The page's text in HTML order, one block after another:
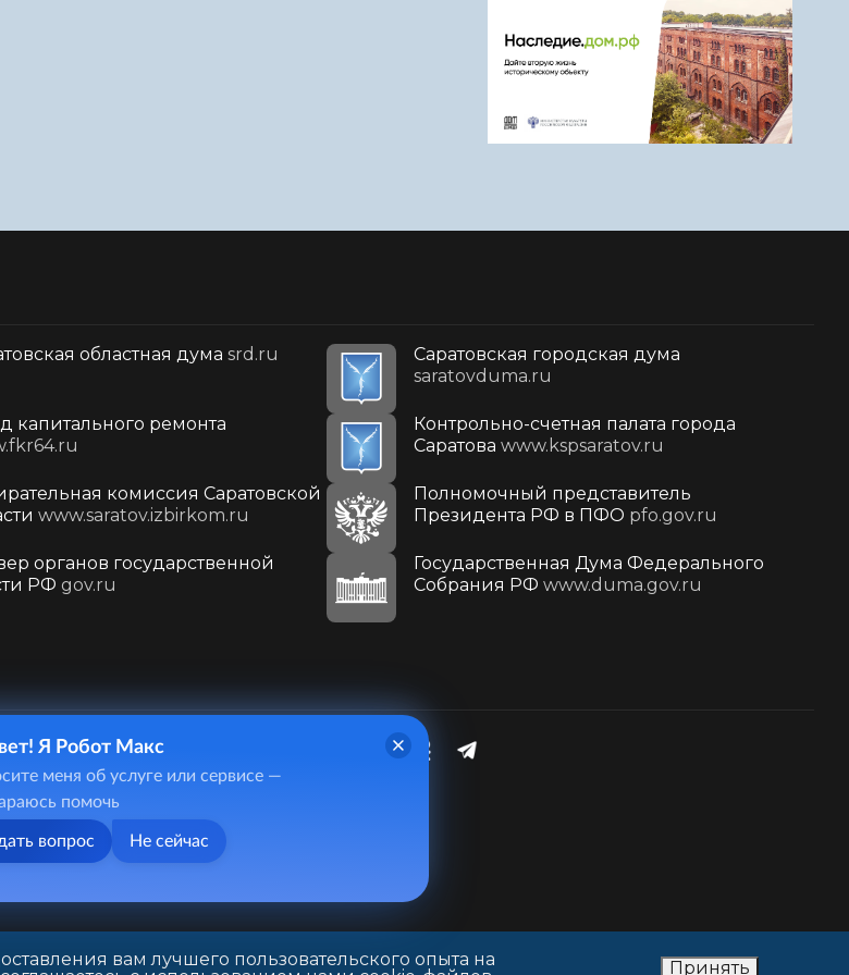
областная дума srd.ru
Саратовская городская дума
saratovduma.ru
капитального ремонта
Контрольно-счетная палата города
Саратова www.kspsaratov.ru
комиссия Саратовской
www.saratov.izbirkom.ru
Полномочный представитель
Президента РФ в ПФО pfo.gov.ru
органов государственной
РФ gov.ru
Государственная Дума Федерального
Собрания РФ www.duma.gov.ru
ул. Первомайская, д. 78
02-49
вам лучшего пользовательского опыта на
Принять
Я Робот Макс
меня об услуге или сервисе —
помочь
вопрос Не сейчас